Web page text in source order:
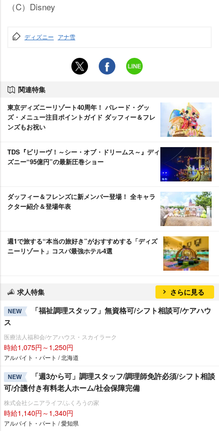
（C）Disney
ディズニー アナ雪
関連特集
東京ディズニーリゾート40周年！ パレード・グッ
ズ・メニュー注目ポイントガイド ダッフィー＆フレ
ンズもお祝い
TDS『ビリーヴ！～シー・オブ・ドリームス～』ディ
ズニー“95億円”の最新圧巻ショー
ダッフィー＆フレンズに新メンバー登場！ 全キャラ
クター紹介＆登場年表
週1で旅する“本当の旅好き”がおすすめする「ディズ
ニーリゾート」コスパ最強ホテル4選
求人特集 さらに見る
NEW
「福祉調理スタッフ」無資格可/シフト相談可/ケアハウ
ス
医療法人福和会/ケアハウス・スカイラーク
時給1,075円～1,250円
アルバイト・パート / 北海道
NEW
「週3から可」調理スタッフ/調理師免許必須/シフト相談
可/介護付き有料老人ホーム/社会保障完備
株式会社シニアライフ/ふくろうの家
時給1,140円～1,340円
アルバイト・パート / 愛知県